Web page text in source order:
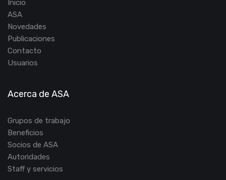
Inicio
ASA
Novedades
Publicaciones
Contacto
Usuarios
Acerca de ASA
Grupos de trabajo
Beneficios
Socios de ASA
Autoridades
Staff y servicios